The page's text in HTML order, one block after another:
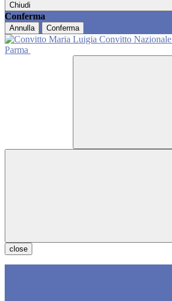
Chiudi
Conferma
Annulla Conferma
Convitto Nazionale
Parma
close